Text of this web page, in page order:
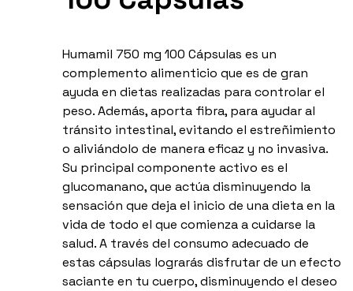
Humamil 750 mg 100 Cápsulas es un
complemento alimenticio que es de gran
ayuda en dietas realizadas para controlar el
peso. Además, aporta fibra, para ayudar al
tránsito intestinal, evitando el estreñimiento
o aliviándolo de manera eficaz y no invasiva.
Su principal componente activo es el
glucomanano, que actúa disminuyendo la
sensación que deja el inicio de una dieta en la
vida de todo el que comienza a cuidarse la
salud. A través del consumo adecuado de
estas cápsulas lograrás disfrutar de un efecto
saciante en tu cuerpo, disminuyendo el deseo